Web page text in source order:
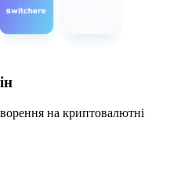
на криптовалютні